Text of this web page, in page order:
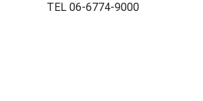
TEL 06-6774-9000